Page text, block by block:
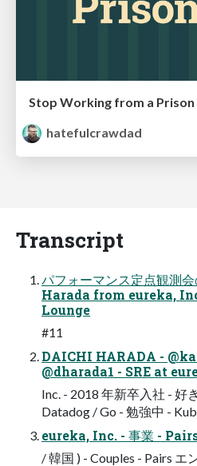
Stop Working from a Prison
hatefulcrawdad
Transcript
パフォーマンス定点観測
Harada from eureka,
Lounge
#11
DAICHI HARADA -
@dharada1 - SRE at
Inc. - 2018 年新卒入社 - 好
Datadog / Go - 勉強中 -
eureka, Inc. - 事業 -
/ 韓国 ) - Couples - Pairs エ